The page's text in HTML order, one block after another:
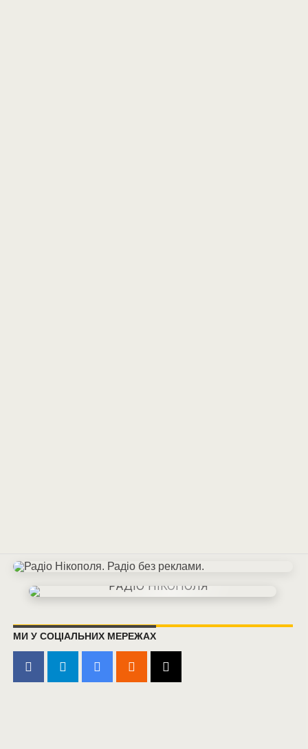
МИ У СОЦІАЛЬНИХ МЕРЕЖАХ